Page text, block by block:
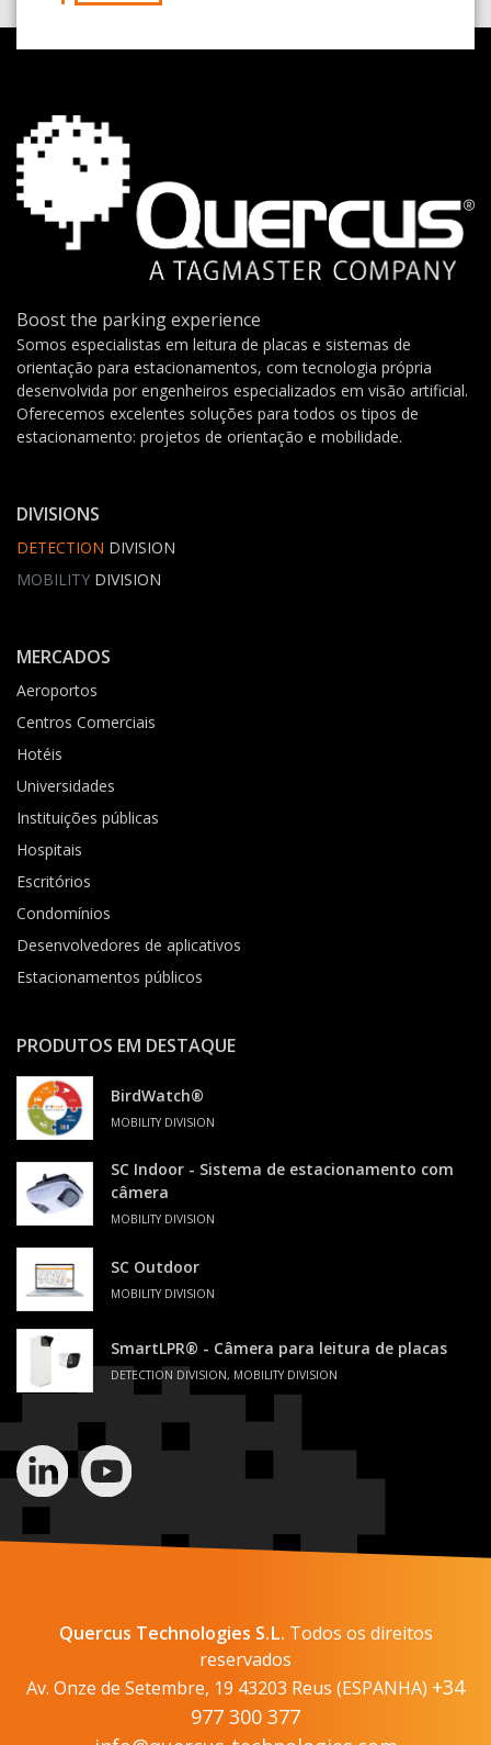
Boost the parking experience
Somos especialistas em leitura de placas e sistemas de
orientação para estacionamentos, com tecnologia própria
desenvolvida por engenheiros especializados em visão artificial.
Oferecemos excelentes soluções para todos os tipos de
estacionamento: projetos de orientação e mobilidade.
DIVISIONS
DETECTION DIVISION
MOBILITY DIVISION
MERCADOS
Aeroportos
Centros Comerciais
Hotéis
Universidades
Instituições públicas
Hospitais
Escritórios
Condomínios
Desenvolvedores de aplicativos
Estacionamentos públicos
PRODUTOS EM DESTAQUE
BirdWatch®
MOBILITY DIVISION
SC Indoor - Sistema de estacionamento com
câmera
MOBILITY DIVISION
SC Outdoor
MOBILITY DIVISION
SmartLPR® - Câmera para leitura de placas
DETECTION DIVISION, MOBILITY DIVISION
Quercus Technologies S.L. Todos os direitos
reservados
Av. Onze de Setembre, 19 43203 Reus (ESPANHA) +34
977 300 377